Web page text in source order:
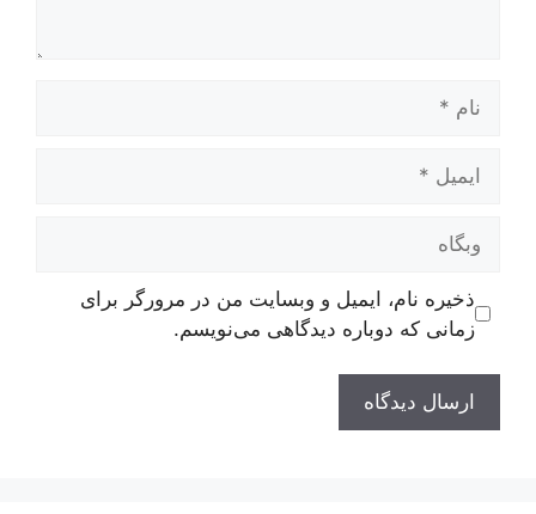
وبگاه
ذخیره نام، ایمیل و وبسایت من در مرورگر برای
زمانی که دوباره دیدگاهی می‌نویسم.